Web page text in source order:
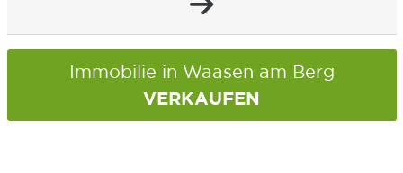
Immobilie in Waasen am Berg
VERKAUFEN